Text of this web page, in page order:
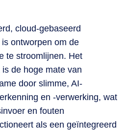
cloud-gebaseerd
ontworpen om de
te stroomlijnen. Het
de hoge mate van
door slimme, AI-
en -verwerking, wat
en fouten
als een geïntegreerd